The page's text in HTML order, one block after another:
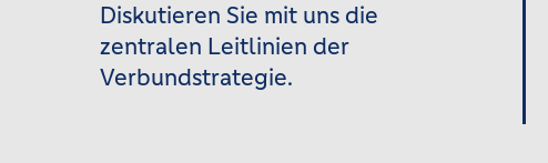
Diskutieren Sie mit uns die
zentralen Leitlinien der
Verbundstrategie.